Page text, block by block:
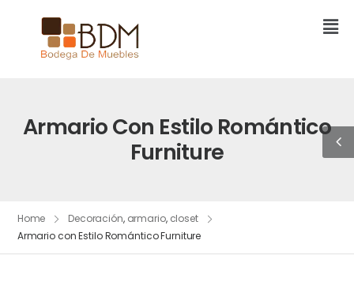
Armario Con Estilo Romántico
Furniture
Home Decoración, armario, closet
Armario con Estilo Romántico Furniture